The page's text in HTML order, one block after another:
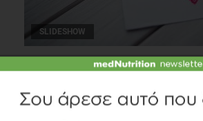
SLIDESHOW
Μύθοι και αλήθειες γύρω από την
1 λεπτό να διαβαστεί